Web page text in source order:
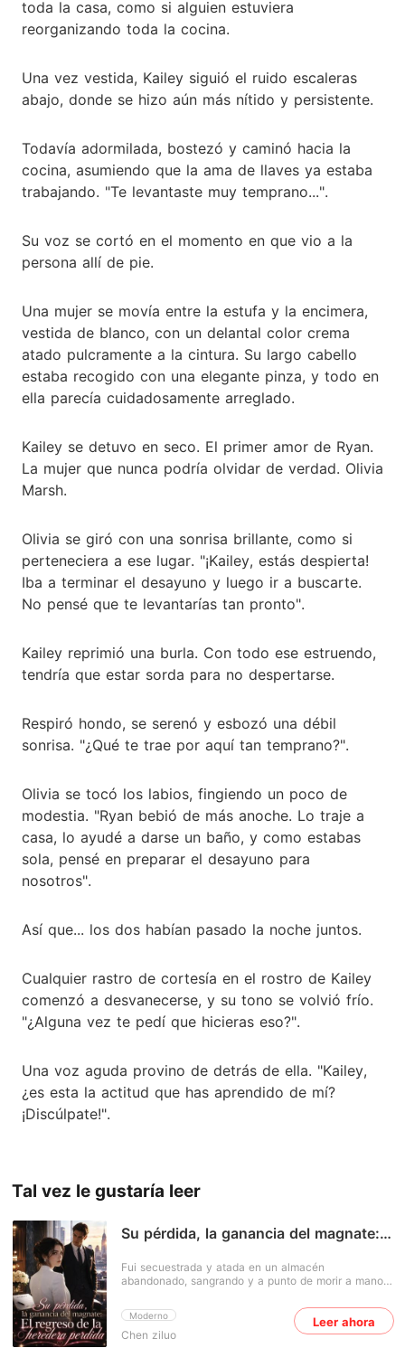
toda la casa, como si alguien estuviera
reorganizando toda la cocina.
Una vez vestida, Kailey siguió el ruido escaleras
abajo, donde se hizo aún más nítido y persistente.
Todavía adormilada, bostezó y caminó hacia la
cocina, asumiendo que la ama de llaves ya estaba
trabajando. "Te levantaste muy temprano...".
Su voz se cortó en el momento en que vio a la
persona allí de pie.
Una mujer se movía entre la estufa y la encimera,
vestida de blanco, con un delantal color crema
atado pulcramente a la cintura. Su largo cabello
estaba recogido con una elegante pinza, y todo en
ella parecía cuidadosamente arreglado.
Kailey se detuvo en seco. El primer amor de Ryan.
La mujer que nunca podría olvidar de verdad. Olivia
Marsh.
Olivia se giró con una sonrisa brillante, como si
perteneciera a ese lugar. "¡Kailey, estás despierta!
Iba a terminar el desayuno y luego ir a buscarte.
No pensé que te levantarías tan pronto".
Kailey reprimió una burla. Con todo ese estruendo,
tendría que estar sorda para no despertarse.
Respiró hondo, se serenó y esbozó una débil
sonrisa. "¿Qué te trae por aquí tan temprano?".
Olivia se tocó los labios, fingiendo un poco de
modestia. "Ryan bebió de más anoche. Lo traje a
casa, lo ayudé a darse un baño, y como estabas
sola, pensé en preparar el desayuno para
nosotros".
Así que... los dos habían pasado la noche juntos.
Cualquier rastro de cortesía en el rostro de Kailey
comenzó a desvanecerse, y su tono se volvió frío.
"¿Alguna vez te pedí que hicieras eso?".
Una voz aguda provino de detrás de ella. "Kailey,
¿es esta la actitud que has aprendido de mí?
¡Discúlpate!".
Tal vez le gustaría leer
Su pérdida, la ganancia del magnate:
Moderno
Chen ziluo
Fui secuestrada y atada en un almacén
abandonado, sangrando y a punto de morir a manos
llamar a mi esposo para rogarle que llamara a la
policía. Pero él respondió con frialdad, acusándome
de fingir mi propio secuestro solo por celos hacia su
Leer ahora